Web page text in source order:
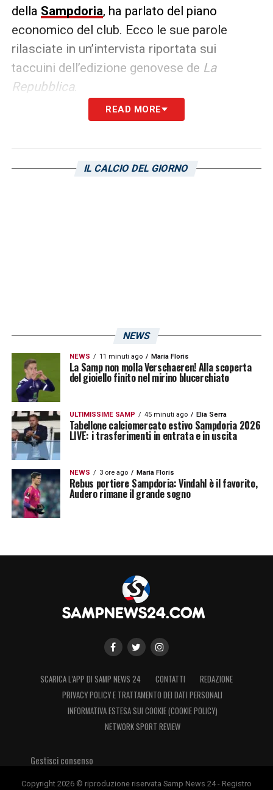
della Sampdoria, ha parlato del piano
economico del club. Ecco le sue parole
rilasciate in un’intervista riportata sui
taccuini dell’edizione genovese de La
Repubblica.
PIANO ECONOMICO –«Sul piano
successiva. Questo nonostante la struttura
READ MORE
IL CALCIO DEL GIORNO
NEWS
NEWS 11 minuti ago Maria Floris
La Samp non molla Verschaeren! Alla scoperta
del gioiello finito nel mirino blucerchiato
ULTIMISSIME SAMP 45 minuti ago Elia Serra
Tabellone calciomercato estivo Sampdoria 2026
LIVE: i trasferimenti in entrata e in uscita
NEWS 3 ore ago Maria Floris
Rebus portiere Sampdoria: Vindahl è il favorito,
Audero rimane il grande sogno
SCARICA L’APP DI SAMP NEWS 24 CONTATTI
REDAZIONE
PRIVACY POLICY E TRATTAMENTO DEI DATI PERSONALI
INFORMATIVA ESTESA SUI COOKIE (COOKIE POLICY)
NETWORK SPORT REVIEW
Gestisci consenso
Copyright 2026 © riproduzione riservata Samp News 24 - Registro